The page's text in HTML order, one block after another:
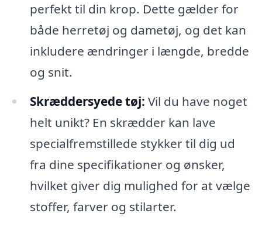
perfekt til din krop. Dette gælder for
både herretøj og dametøj, og det kan
inkludere ændringer i længde, bredde
og snit.
Skræddersyede tøj: Vil du have noget
helt unikt? En skrædder kan lave
specialfremstillede stykker til dig ud
fra dine specifikationer og ønsker,
hvilket giver dig mulighed for at vælge
stoffer, farver og stilarter.